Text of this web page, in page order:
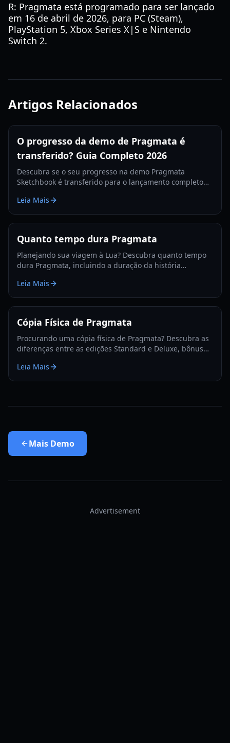
R: Pragmata está programado para ser lançado
em 16 de abril de 2026, para PC (Steam),
PlayStation 5, Xbox Series X|S e Nintendo
Switch 2.
Artigos Relacionados
O progresso da demo de Pragmata é
transferido? Guia Completo 2026
Descubra se o seu progresso na demo Pragmata
Sketchbook é transferido para o lançamento completo
recompensas de transferência.
Leia Mais
Quanto tempo dura Pragmata
Planejando sua viagem à Lua? Descubra quanto tempo
dura Pragmata, incluindo a duração da história
pós-jogo.
Leia Mais
Cópia Física de Pragmata
Procurando uma cópia física de Pragmata? Descubra as
diferenças entre as edições Standard e Deluxe, bônus
2026.
Leia Mais
Mais Demo
Advertisement